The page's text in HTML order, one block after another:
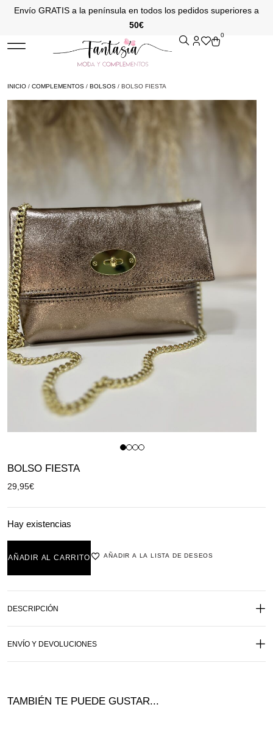
Envío GRATIS a la península en todos los pedidos superiores a
50€
0
INICIO / COMPLEMENTOS / BOLSOS / BOLSO FIESTA
BOLSO FIESTA
29,95€
Hay existencias
AÑADIR AL CARRITO AÑADIR A LA LISTA DE DESEOS
DESCRIPCIÓN
ENVÍO Y DEVOLUCIONES
TAMBIÉN TE PUEDE GUSTAR...